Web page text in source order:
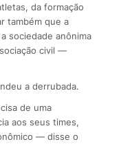
da formação
também que a
sociedade anônima
civil —
a derrubada.
de uma
aos seus times,
— disse o